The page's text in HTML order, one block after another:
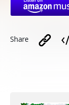
Share